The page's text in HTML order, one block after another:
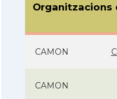
Organitzacions
CAMON
CAMON